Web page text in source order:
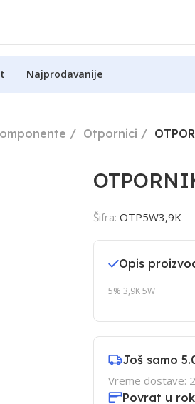
Najprodavanije
Otpornici
Šifra: OTP5W3,9K
Opis
5% 3,9K 5W
Još samo
Vreme dostave:
Povrat u